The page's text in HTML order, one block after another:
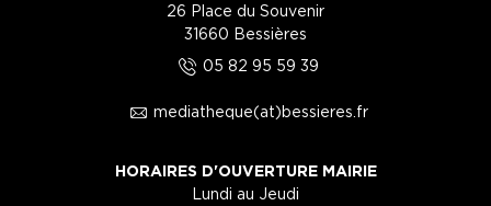
26 Place du Souvenir
31660 Bessières
5 05 82 95 59 39
1 mediatheque(at)bessieres.fr
HORAIRES D'OUVERTURE MAIRIE
Lundi au Jeudi